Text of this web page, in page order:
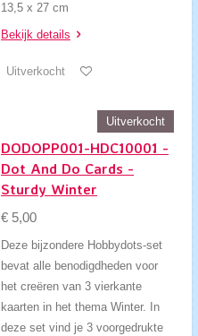
13,5 x 27 cm
Bekijk details
Uitverkocht
Uitverkocht
DODOPP001-HDC10001 -
Dot And Do Cards -
Sturdy Winter
€ 5,00
Deze bijzondere Hobbydots-set
bevat alle benodigdheden voor
het creëren van 3 vierkante
kaarten in het thema Winter. In
deze set vind je 3 voorgedrukte